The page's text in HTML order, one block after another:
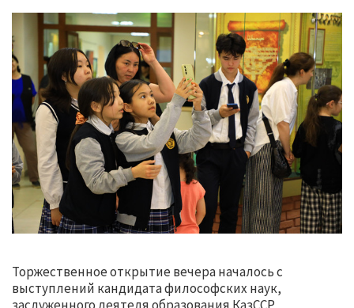
Торжественное открытие вечера началось с
выступлений кандидата философских наук,